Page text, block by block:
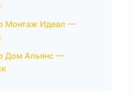
Монтаж Идеал —
Дом Альянс —